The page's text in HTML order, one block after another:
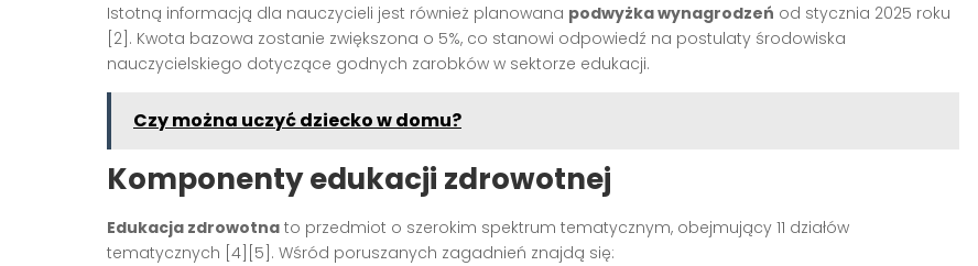
Istotną informacją dla nauczycieli jest również planowana podwyżka wynagrodzeń od stycznia 2025 roku
[2]. Kwota bazowa zostanie zwiększona o 5%, co stanowi odpowiedź na postulaty środowiska
nauczycielskiego dotyczące godnych zarobków w sektorze edukacji.
Czy można uczyć dziecko w domu?
Komponenty edukacji zdrowotnej
Edukacja zdrowotna to przedmiot o szerokim spektrum tematycznym, obejmujący 11 działów
tematycznych [4][5]. Wśród poruszanych zagadnień znajdą się: